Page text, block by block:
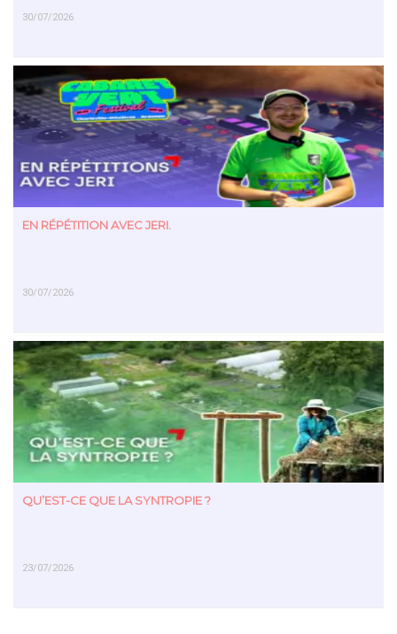
30/07/2026
EN SAVOIR PLUS
EN RÉPÉTITION AVEC JERI.
30/07/2026
EN SAVOIR PLUS
QU’EST-CE QUE LA SYNTROPIE ?
23/07/2026